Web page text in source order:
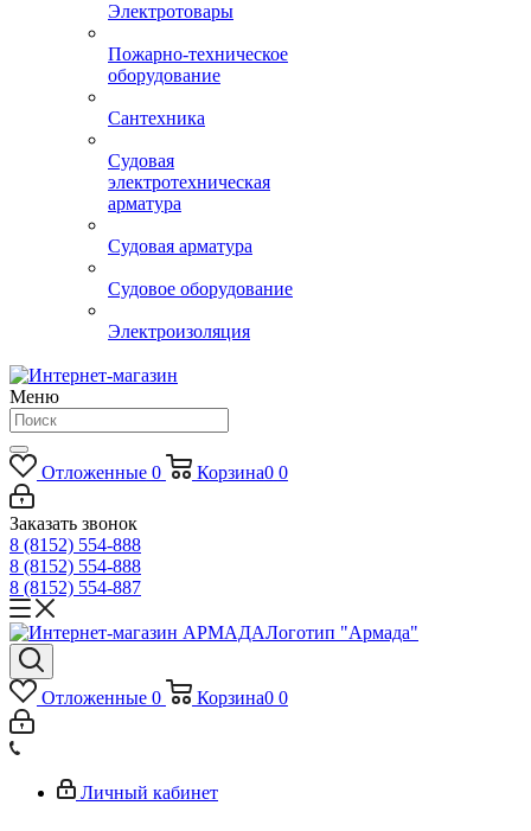
Электротовары
Пожарно-техническое
оборудование
Сантехника
Судовая
электротехническая
арматура
Судовая арматура
Судовое оборудование
Электроизоляция
Меню
Отложенные 0 Корзина0 0
Заказать звонок
8 (8152) 554-888
8 (8152) 554-888
8 (8152) 554-887
Логотип "Армада"
Отложенные 0 Корзина0 0
Личный кабинет